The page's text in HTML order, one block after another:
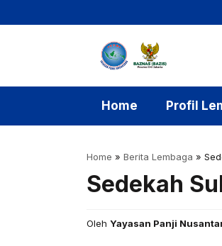
to
Home Profil
Home » Berita Lembaga »
Sedekah
Oleh Yayasan Panji